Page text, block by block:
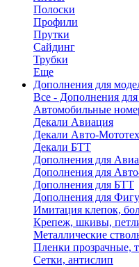
Полоски
Профили
Прутки
Сайдинг
Трубки
Еще
Дополнения для
Все - Дополнения
Автомобильные
Декали Авиация
Декали Авто-
Декали БТТ
Дополнения для
Дополнения для
Дополнения для БТТ
Дополнения для
Имитация клепок,
Крепеж, шкивы,
Металлические
Пленки прозрачные,
Сетки, антислип